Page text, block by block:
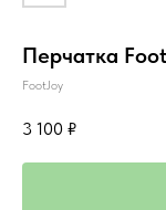
Перчатка
FootJoy
3 100 ₽